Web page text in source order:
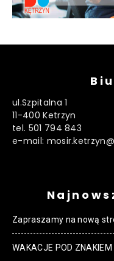
ul.Szpitalna 1
11-400 Ketrzyn
tel. 501 794 843
e-mail:
Zapraszamy na nową
WAKACJE POD ZNAKIEM